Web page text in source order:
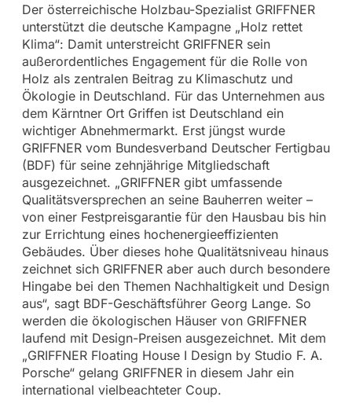
Der österreichische Holzbau-Spezialist GRIFFNER
unterstützt die deutsche Kampagne „Holz rettet
Klima“: Damit unterstreicht GRIFFNER sein
außerordentliches Engagement für die Rolle von
Holz als zentralen Beitrag zu Klimaschutz und
Ökologie in Deutschland. Für das Unternehmen aus
dem Kärntner Ort Griffen ist Deutschland ein
wichtiger Abnehmermarkt. Erst jüngst wurde
GRIFFNER vom Bundesverband Deutscher Fertigbau
(BDF) für seine zehnjährige Mitgliedschaft
ausgezeichnet. „GRIFFNER gibt umfassende
Qualitätsversprechen an seine Bauherren weiter –
von einer Festpreisgarantie für den Hausbau bis hin
zur Errichtung eines hochenergieeffizienten
Gebäudes. Über dieses hohe Qualitätsniveau hinaus
zeichnet sich GRIFFNER aber auch durch besondere
Hingabe bei den Themen Nachhaltigkeit und Design
aus“, sagt BDF-Geschäftsführer Georg Lange. So
werden die ökologischen Häuser von GRIFFNER
laufend mit Design-Preisen ausgezeichnet. Mit dem
„GRIFFNER Floating House I Design by Studio F. A.
Porsche“ gelang GRIFFNER in diesem Jahr ein
international vielbeachteter Coup.